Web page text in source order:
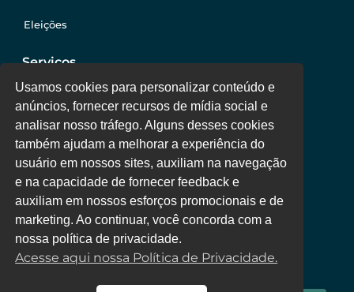
Eleições
Serviços
Jurídico
Oportunidades
Clube de Vantagens
Área Colaborador
Usamos cookies para personalizar conteúdo e
anúncios, fornecer recursos de mídia social e
analisar nosso tráfego. Alguns desses cookies
também ajudam a melhorar a experiência do
usuário em nossos sites, auxiliam na navegação
e na capacidade de fornecer feedback e
auxiliam em nossos esforços promocionais e de
marketing. Ao continuar, você concorda com a
nossa política de privacidade.
Acesse aqui nossa Política de Privacidade.